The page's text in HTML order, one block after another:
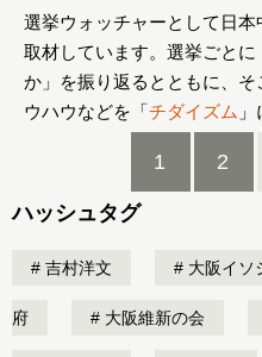
選挙ウォッチャーとして日本
取材しています。選挙ごと
か」を振り返るとともに、そ
ウハウなどを「チダイズム
1 2
ハッシュタグ
吉村洋文 大阪イソ
府 大阪維新の会